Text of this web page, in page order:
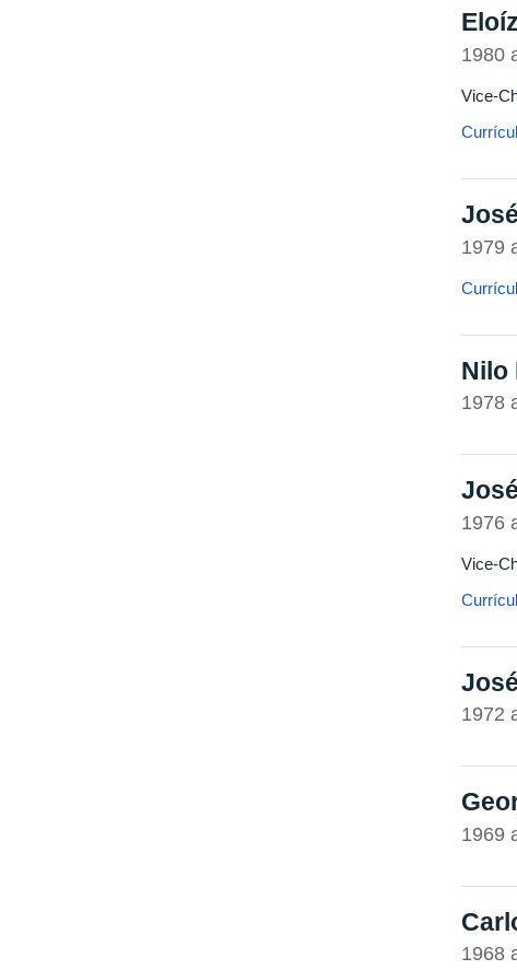
1980
Vice-
1979
Nilo
1978
1976
Vice-
1972
1969
1968